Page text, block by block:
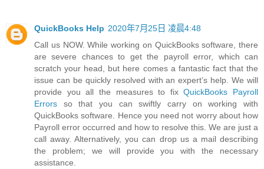
QuickBooks Help 2020年7月25日 凌晨4:48
Call us NOW. While working on QuickBooks software, there
are severe chances to get the payroll error, which can
scratch your head, but here comes a fantastic fact that the
issue can be quickly resolved with an expert’s help. We will
provide you all the measures to fixQuickBooks Payroll
Errors so that you can swiftly carry on working with
QuickBooks software. Hence you need not worry about how
Payroll error occurred and how to resolve this. We are just a
call away. Alternatively, you can drop us a mail describing
the problem; we will provide you with the necessary
assistance.